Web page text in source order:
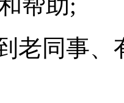
帮助;
同事、